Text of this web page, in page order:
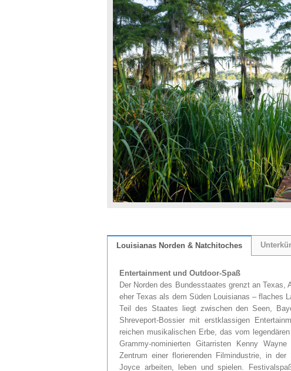
Louisianas Norden & Natchitoches
Entertainment und Outdoor-Spaß
Der Norden des Bundesstaates grenzt an
eher Texas als dem Süden Louisianas – flaches
Teil des Staates liegt zwischen den Seen,
Shreveport-Bossier mit erstklassigen
reichen musikalischen Erbe, das vom
Grammy-nominierten Gitarristen Kenny
Zentrum einer florierenden Filmindustrie, in
Joyce arbeiten, leben und spielen.